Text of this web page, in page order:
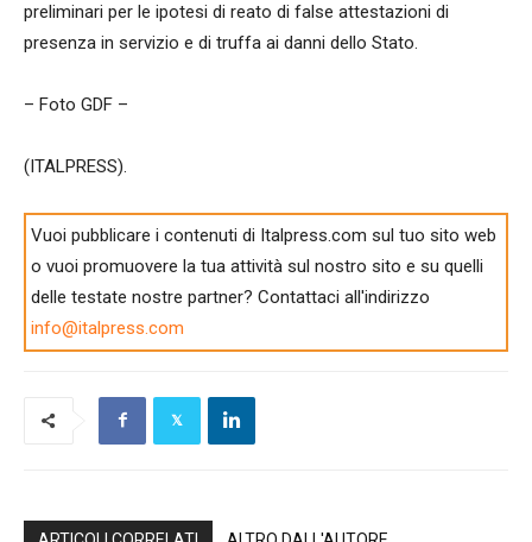
preliminari per le ipotesi di reato di false attestazioni di
presenza in servizio e di truffa ai danni dello Stato.
– Foto GDF –
(ITALPRESS).
Vuoi pubblicare i contenuti di Italpress.com sul tuo sito web
o vuoi promuovere la tua attività sul nostro sito e su quelli
delle testate nostre partner? Contattaci all'indirizzo
info@italpress.com